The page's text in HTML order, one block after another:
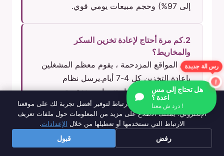
إلى 97%) وحجم مبيعات يومي قوي.
2.كم مرة أحتاج لإعادة تخزين السكر
والمخاريط؟
في المواقع المزدحمة ، يقوم معظم المشغلين
بإعادة التخزين كل 4-7 أيام.يرسل نظام
المراقبة الذكي للجهاز تنبيهات منخفضة
المخزون إلى هاتفك ، مما يجعل إعادة التخزين
بسيطة وفعالة.
هل تحتاج إلى مس
اعدة ؟
درد ش معنا !
رس الة جديدة
نحن نستخدم ملفات تعريف الارتباط لتوفير أفضل تجربة لك على موقعنا
الإلكتروني. يمكنك الاطلاع على مزيد من المعلومات حول ملفات تعريف
الارتباط التي نستخدمها أو تعطيلها من خلال الإعدادات.
رفض قبول